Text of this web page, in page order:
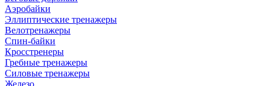
Аэробайки
Эллиптические тренажеры
Велотренажеры
Спин-байки
Кросстренеры
Гребные тренажеры
Силовые тренажеры
Железо